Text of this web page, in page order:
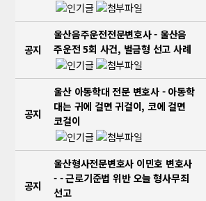
공지
울산음주운전전문변호사 - 울산음
주운전 5회 사건, 벌금형 선고 사례
공지
울산 아동학대 전문 변호사 - 아동학
대는 귀에 걸면 귀걸이, 코에 걸면
코걸이
공지
울산형사전문변호사 이민호 변호사
- - 근로기준법 위반 오늘 형사무죄
선고